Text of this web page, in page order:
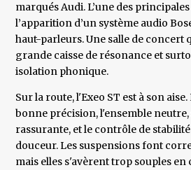
marqués Audi. L’une des
l’apparition d’un système audio
haut-parleurs. Une salle de concert
grande caisse de résonance et
isolation phonique.
Sur la route, l'Exeo ST est à son
bonne précision, l'ensemble
rassurante, et le contrôle de
douceur. Les suspensions font
mais elles s'avèrent trop souples en